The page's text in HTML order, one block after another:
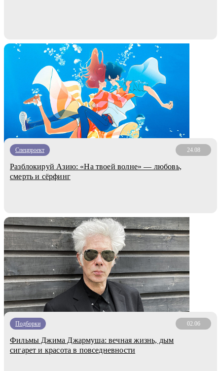
Спецпроект 24.08
Разблокируй Азию: «На твоей волне» — любовь,
смерть и сёрфинг
Подборки 02.06
Фильмы Джима Джармуша: вечная жизнь, дым
сигарет и красота в повседневности